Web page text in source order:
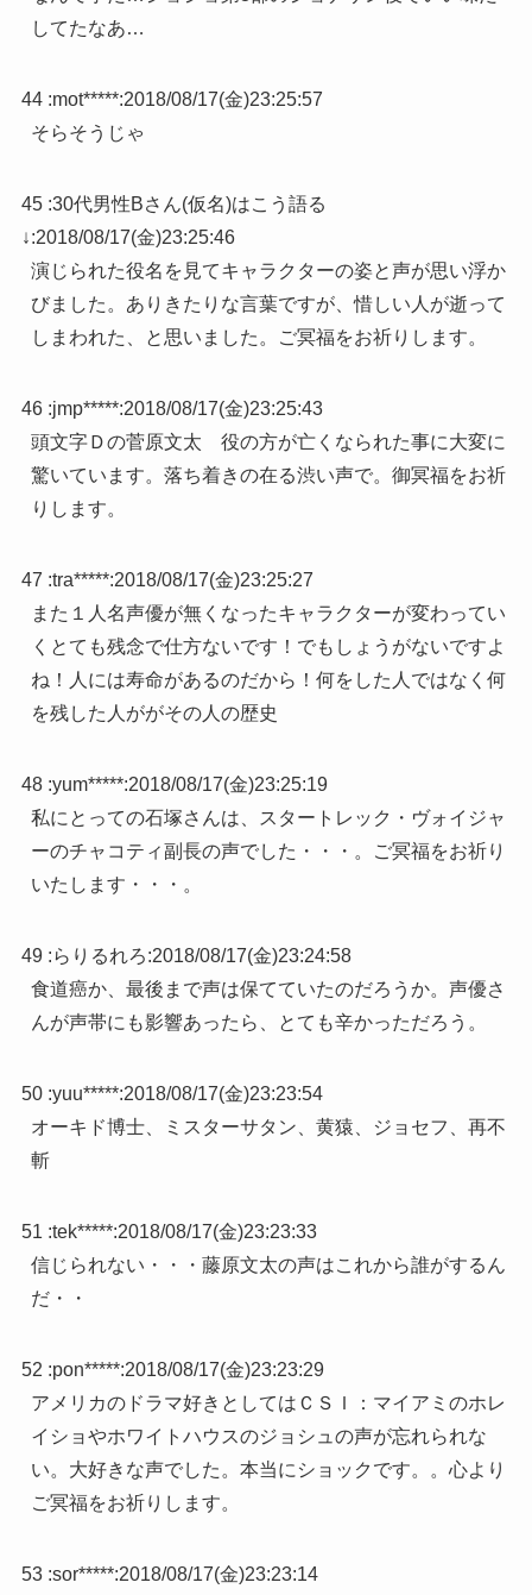
してたなあ…
44 :mot*****:2018/08/17(金)23:25:57
そらそうじゃ
45 :30代男性Bさん(仮名)はこう語る
↓:2018/08/17(金)23:25:46
演じられた役名を見てキャラクターの姿と声が思い浮か
びました。ありきたりな言葉ですが、惜しい人が逝って
しまわれた、と思いました。ご冥福をお祈りします。
46 :jmp*****:2018/08/17(金)23:25:43
頭文字Ｄの菅原文太 役の方が亡くなられた事に大変に
驚いています。落ち着きの在る渋い声で。御冥福をお祈
りします。
47 :tra*****:2018/08/17(金)23:25:27
また１人名声優が無くなったキャラクターが変わってい
くとても残念で仕方ないです！でもしょうがないですよ
ね！人には寿命があるのだから！何をした人ではなく何
を残した人ががその人の歴史
48 :yum*****:2018/08/17(金)23:25:19
私にとっての石塚さんは、スタートレック・ヴォイジャ
ーのチャコティ副長の声でした・・・。ご冥福をお祈り
いたします・・・。
49 :らりるれろ:2018/08/17(金)23:24:58
食道癌か、最後まで声は保てていたのだろうか。声優さ
んが声帯にも影響あったら、とても辛かっただろう。
50 :yuu*****:2018/08/17(金)23:23:54
オーキド博士、ミスターサタン、黄猿、ジョセフ、再不
斬
51 :tek*****:2018/08/17(金)23:23:33
信じられない・・・藤原文太の声はこれから誰がするん
だ・・
52 :pon*****:2018/08/17(金)23:23:29
アメリカのドラマ好きとしてはＣＳＩ：マイアミのホレ
イショやホワイトハウスのジョシュの声が忘れられな
い。大好きな声でした。本当にショックです。。心より
ご冥福をお祈りします。
53 :sor*****:2018/08/17(金)23:23:14